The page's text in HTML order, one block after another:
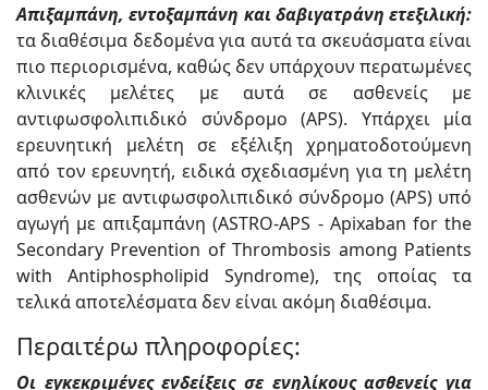
Απιξαμπάνη, εντοξαμπάνη και δαβιγατράνη ετεξιλική:
τα διαθέσιμα δεδομένα για αυτά τα σκευάσματα είναι
πιο περιορισμένα, καθώς δεν υπάρχουν περατωμένες
κλινικές μελέτες με αυτά σε ασθενείς με
αντιφωσφολιπιδικό σύνδρομο (APS). Υπάρχει μία
ερευνητική μελέτη σε εξέλιξη χρηματοδοτούμενη
από τον ερευνητή, ειδικά σχεδιασμένη για τη μελέτη
ασθενών με αντιφωσφολιπιδικό σύνδρομο (APS) υπό
αγωγή με απιξαμπάνη (ASTRO-APS - Apixaban for the
Secondary Prevention of Thrombosis among Patients
with Antiphospholipid Syndrome), της οποίας τα
τελικά αποτελέσματα δεν είναι ακόμη διαθέσιμα.
Περαιτέρω πληροφορίες:
Οι εγκεκριμένες ενδείξεις σε ενηλίκους ασθενείς για